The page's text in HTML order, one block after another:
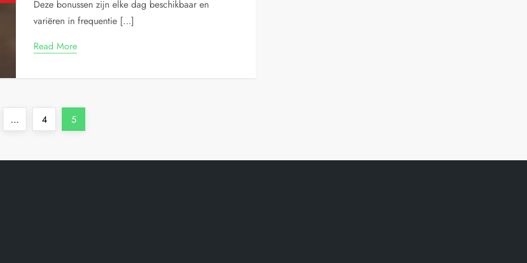
Deze bonussen zijn elke dag beschikbaar en
variëren in frequentie […]
Read More
… Page
4 Page
5